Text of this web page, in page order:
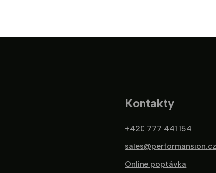
Kontakty
+420 777 441 154
sales@performansion.cz
Online poptávka